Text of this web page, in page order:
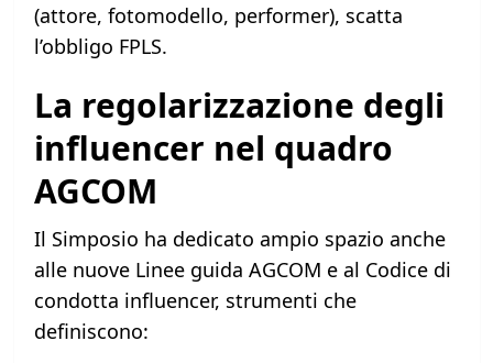
(attore, fotomodello, performer), scatta
l’obbligo FPLS.
La regolarizzazione degli
influencer nel quadro
AGCOM
Il Simposio ha dedicato ampio spazio anche
alle nuove Linee guida AGCOM e al Codice di
condotta influencer, strumenti che
definiscono: